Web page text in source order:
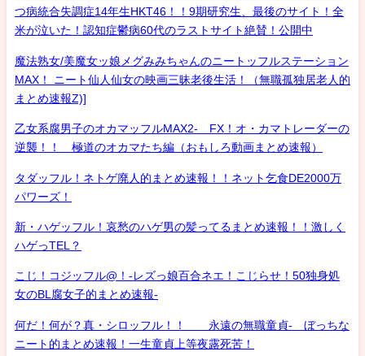
つ病統合失調症14年生HKT46！！9期研究生、最後のサイト！全
米が泣いた！認知症鬱病60代のラストサイト絶賛！公開中
魔法熟女/美魔女ッ娘メグみみちゃんのニートッフルステーション
MAX！ ニート仙人仙女の映画三昧老後生活！（無職孤独居老人的
まとめ速報Z)]
乙女系腐男子のオカマッフルMAX2- FX！オ・カマトレーダーの
逆襲！！ 極道のオカマたち編（おもしろ動画まとめ速報）
タダッフル！ネトゲ廃人的まとめ速報！！ネット乞食DE2000万
パワーズ！
新・ハゲッフル！哀愁のハゲ男の髪ってるまとめ速報！！激しく
ハゲっTEL？
こじ！コジッフル@！-レズっ娘百合ネエ！こじらせ！50独身処
女のBL腐女子的まとめ速報-
何だ！何が？真・シロッフル！！ 永遠の無職童貞- ぼっちな
ニート的まとめ速報！一生童貞上等夜露死苦！